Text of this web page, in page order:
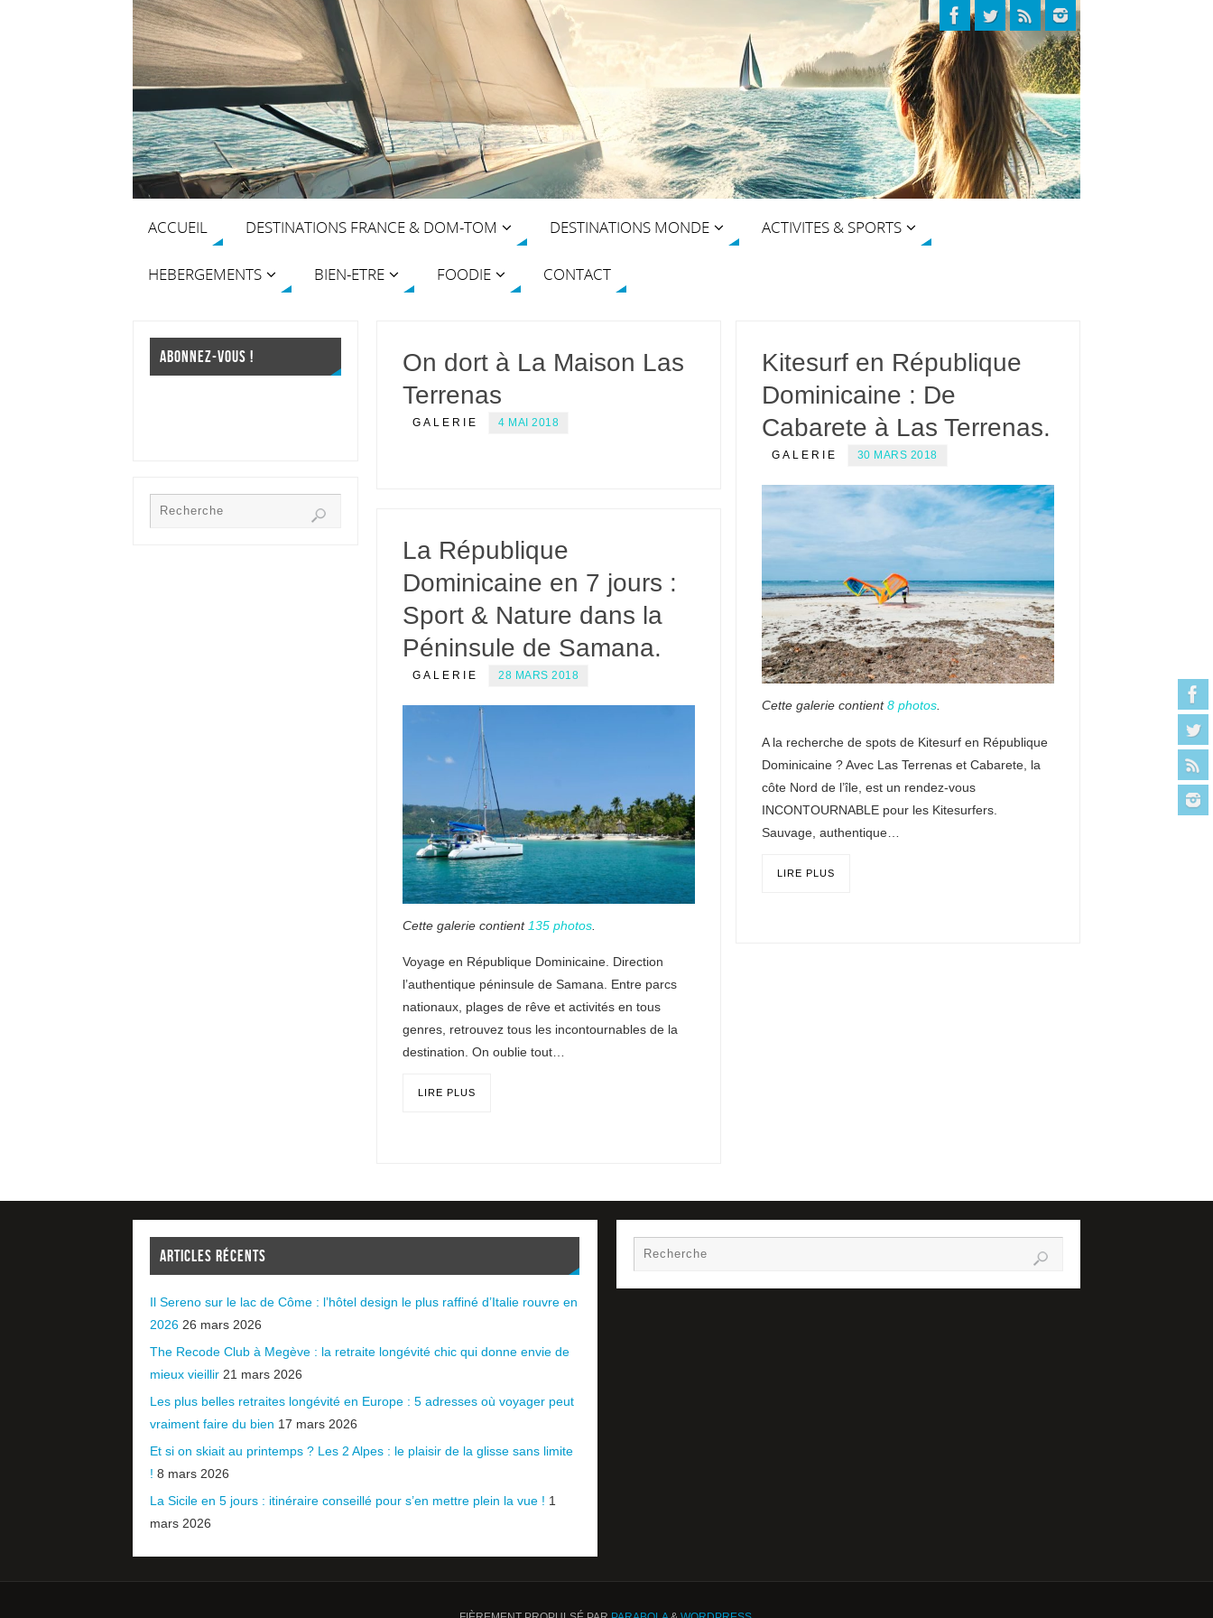
ACCUEIL DESTINATIONS FRANCE & DOM-TOM DESTINATIONS MONDE ACTIVITES & SPORTS
HEBERGEMENTS BIEN-ETRE FOODIE CONTACT
On dort à La Maison Las
Terrenas
GALERIE 4 MAI 2018
Kitesurf en République
Dominicaine : De
Cabarete à Las Terrenas.
GALERIE 30 MARS 2018
Cette galerie contient8 photos.
A la recherche de spots de Kitesurf en République
Dominicaine ? Avec Las Terrenas et Cabarete, la
côte Nord de l’île, est un rendez-vous
INCONTOURNABLE pour les Kitesurfers.
Sauvage, authentique…
LIRE PLUS
La République
Dominicaine en 7 jours :
Sport & Nature dans la
Péninsule de Samana.
GALERIE 28 MARS 2018
Cette galerie contient 135 photos
Voyage en République Dominicaine. Direction
l’authentique péninsule de Samana. Entre parcs
nationaux, plages de rêve et activités en tous
genres, retrouvez tous les incontournables de la
destination. On oublie tout…
LIRE PLUS
ABONNEZ-VOUS !
ARTICLES RÉCENTS
Il Sereno sur le lac de Côme : l’hôtel design le plus raffiné d’Italie rouvre en
2026 26 mars 2026
The Recode Club à Megève : la retraite longévité chic qui donne envie de
mieux vieillir 21 mars 2026
Les plus belles retraites longévité en Europe : 5 adresses où voyager peut
vraiment faire du bien 17 mars 2026
Et si on skiait au printemps ? Les 2 Alpes : le plaisir de la glisse sans limite
! 8 mars 2026
La Sicile en 5 jours : itinéraire conseillé pour s’en mettre plein la vue ! 1
mars 2026